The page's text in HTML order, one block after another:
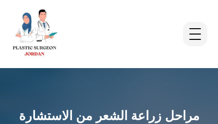
مراحل زراعة الشعر من الاستشارة